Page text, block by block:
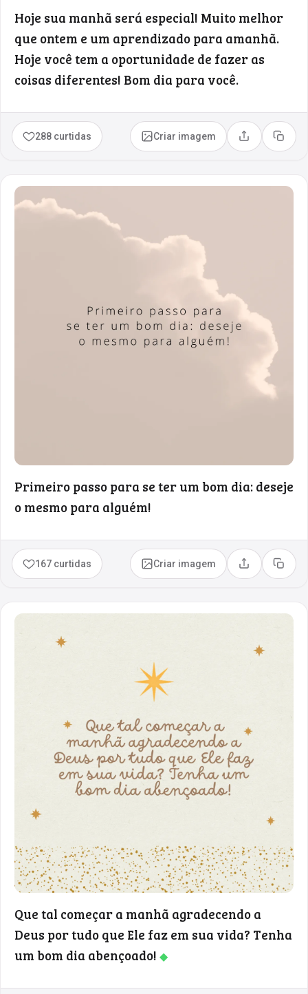
Hoje sua manhã será especial! Muito melhor
que ontem e um aprendizado para amanhã.
Hoje você tem a oportunidade de fazer as
coisas diferentes! Bom dia para você.
288 curtidas Criar imagem Compartilhar
Copiar
Primeiro passo para se ter um bom dia: deseje
o mesmo para alguém!
167 curtidas Criar imagem Compartilhar
Copiar
Que tal começar a manhã agradecendo a
Deus por tudo que Ele faz em sua vida? Tenha
um bom dia abençoado! ◆